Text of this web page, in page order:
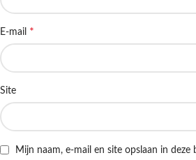
E-mail *
Site
Mijn naam, e-mail en site opslaan in